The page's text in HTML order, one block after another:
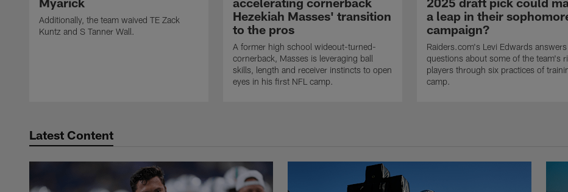
Additionally, the team waived TE Zack
Kuntz and S Tanner Wall.
Hezekiah Masses' transition
to the pros
A former high school wideout-turned-
cornerback, Masses is leveraging ball
skills, length and receiver instincts to open
eyes in his first NFL camp.
a leap in their
campaign?
Raiders.com's Levi Edwards
questions about some of the team's
players through six practices of
camp.
Latest Content